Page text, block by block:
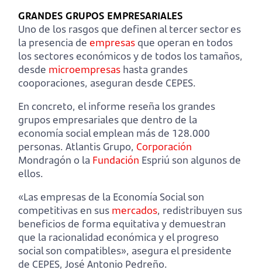
GRANDES GRUPOS EMPRESARIALES
Uno de los rasgos que definen al tercer sector es
la presencia de empresas que operan en todos
los sectores económicos y de todos los tamaños,
desde microempresas hasta grandes
cooporaciones, aseguran desde CEPES.
En concreto, el informe reseña los grandes
grupos empresariales que dentro de la
economía social emplean más de 128.000
personas. Atlantis Grupo, Corporación
Mondragón o la Fundación Espriú son algunos de
ellos.
«Las empresas de la Economía Social son
competitivas en sus mercados, redistribuyen sus
beneficios de forma equitativa y demuestran
que la racionalidad económica y el progreso
social son compatibles», asegura el presidente
de CEPES, José Antonio Pedreño.